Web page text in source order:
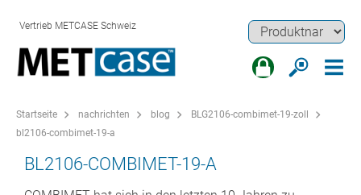
Vertrieb METCASE Schweiz
Startseite nachrichten blog
BLG2106-combimet-19-zoll
bl2106-combimet-19-a
BL2106-COMBIMET-19-A